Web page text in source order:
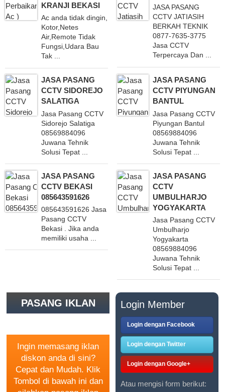
KRANJI BEKASI
Ac anda tidak dingin,
Kotor,Netes
Air,Remote Tidak
Fungsi,Udara Bau
Tak ...
JASA PASANG
CCTV JATIASIH
BERKAH TEKNIK
0877-7635-3775
Jasa CCTV
Terpercaya Dan ...
JASA PASANG
CCTV SIDOREJO
SALATIGA
Jasa Pasang CCTV
Sidorejo Salatiga
08569884096
Juwana Tehnik
Solusi Tepat ...
JASA PASANG
CCTV PIYUNGAN
BANTUL
Jasa Pasang CCTV
Piyungan Bantul
08569884096
Juwana Tehnik
Solusi Tepat ...
JASA PASANG
CCTV BEKASI
085643591626
085643591626 Jasa
Pasang CCTV
Bekasi . Jika anda
memiliki usaha ...
JASA PASANG
CCTV
UMBULHARJO
YOGYAKARTA
Jasa Pasang CCTV
Umbulharjo
Yogyakarta
08569884096
Juwana Tehnik
Solusi Tepat ...
PASANG IKLAN
Ingin memasang iklan
diskon anda di sini?
Cepat dan Mudah. Klik
Tombol di bawah ini dan
Login Member
Login dengan Facebook
Login dengan Twitter
Login dengan Google+
Atau mengisi form berikut: